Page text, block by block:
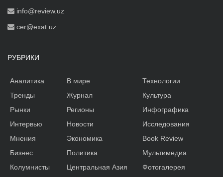
info@review.uz
cer@exat.uz
РУБРИКИ
Аналитика
Тренды
Рынки
Интервью
Мнения
Бизнес
Колумнисты
В мире
Журнал
Регионы
Новости
Экономика
Политика
Центральная Азия
Технологии
Культура
Инфографика
Исследования
Book Review
Мультимедиа
Фотогалерея